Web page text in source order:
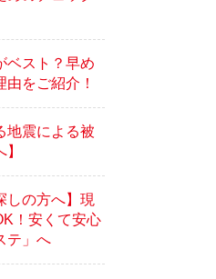
ベスト？早め
をご紹介！
地震による被
しの方へ】現
！安くて安心
テ」へ